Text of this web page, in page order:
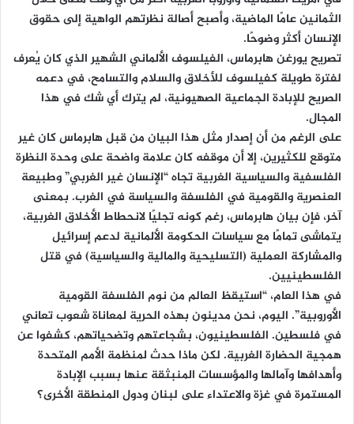
الثمانين عامًا الماضية، وأصبح أصالة نظرتهم الواهية إلى حقوق
الإنسان أكثر وضوحًا.
تصريح يورغن هابرماس، الفيلسوف الألماني الشهير الذي كان يُعرف
لفترة طويلة كفيلسوف للأخلاق والسلام والتسامح، في دعمه
الصريح للإبادة الجماعية الصهيونية، لم يترك أي شك في هذا
المجال.
على الرغم من أن إصدار مثل هذا البيان من قبل هابرماس كان غير
متوقع للكثيرين، إلا أن موقفه كان علامة واضحة على وحدة النظرة
الفلسفية والسياسية الغربية تجاه “الإنسان غير الغربي” وطبيعة
العنصرية والقومية في الفلسفة والسياسة في الغرب. بمعنى
آخر، فإن بيان هابرماس، رغم كونه تجليًا لانحطاط الأخلاق الغربية،
يتماشى تمامًا مع سياسات الحكومة الألمانية لدعم إسرائيل
والمشاركة العملية (التسليحية والمالية والسياسية) في قتل
الفلسطينيين.
في هذا العام، “استيقظ العالم من نوم الفلسفة القومية
الأوروبية”. اليوم، نحن مدينون بهذه الحرية لمعاناة شعوب تعاني
في فلسطين. الفلسطينيون، بشجاعتهم وتضحياتهم، كشفوا عن
همجية الحضارة الغربية. لكن ماذا حدث لمنظمة الأمم المتحدة
وأهدافها وآمالها والمؤسسات المنبثقة عنها بسبب الإبادة
المستمرة في غزة والاعتداء على لبنان ودول المنطقة الأخرى؟